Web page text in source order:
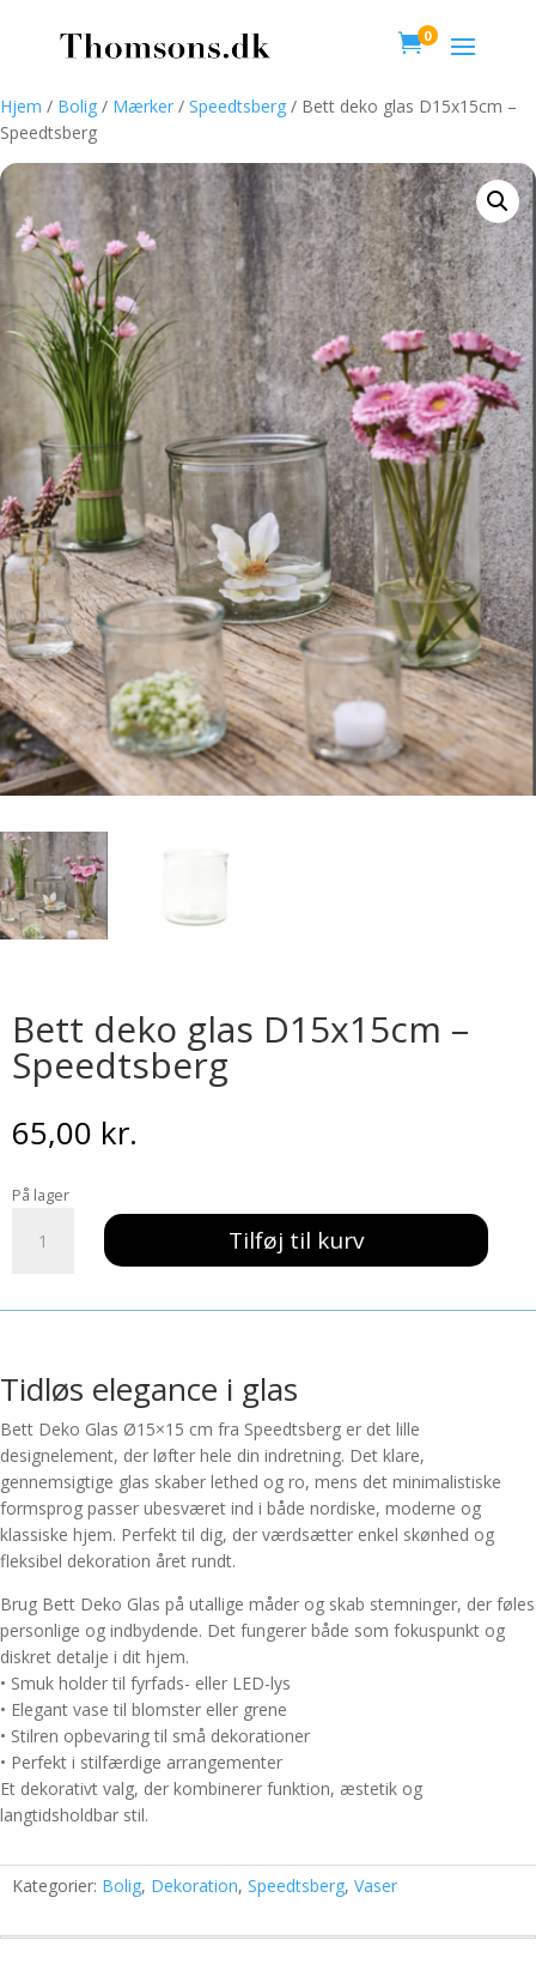
0
Hjem / Bolig / Mærker / Speedtsberg / Bett deko glas D15x15cm –
Speedtsberg
Bett deko glas D15x15cm –
Speedtsberg
65,00 kr.
På lager
deko
antal
Tilføj til kurv
Tidløs elegance i glas
Bett Deko Glas Ø15×15 cm fra Speedtsberg er det lille
designelement, der løfter hele din indretning. Det klare,
gennemsigtige glas skaber lethed og ro, mens det minimalistiske
formsprog passer ubesværet ind i både nordiske, moderne og
klassiske hjem. Perfekt til dig, der værdsætter enkel skønhed og
fleksibel dekoration året rundt.
Brug Bett Deko Glas på utallige måder og skab stemninger, der føles
personlige og indbydende. Det fungerer både som fokuspunkt og
diskret detalje i dit hjem.
• Smuk holder til fyrfads- eller LED-lys
• Elegant vase til blomster eller grene
• Stilren opbevaring til små dekorationer
• Perfekt i stilfærdige arrangementer
Et dekorativt valg, der kombinerer funktion, æstetik og
langtidsholdbar stil.
Kategorier: Bolig, Dekoration, Speedtsberg, Vaser